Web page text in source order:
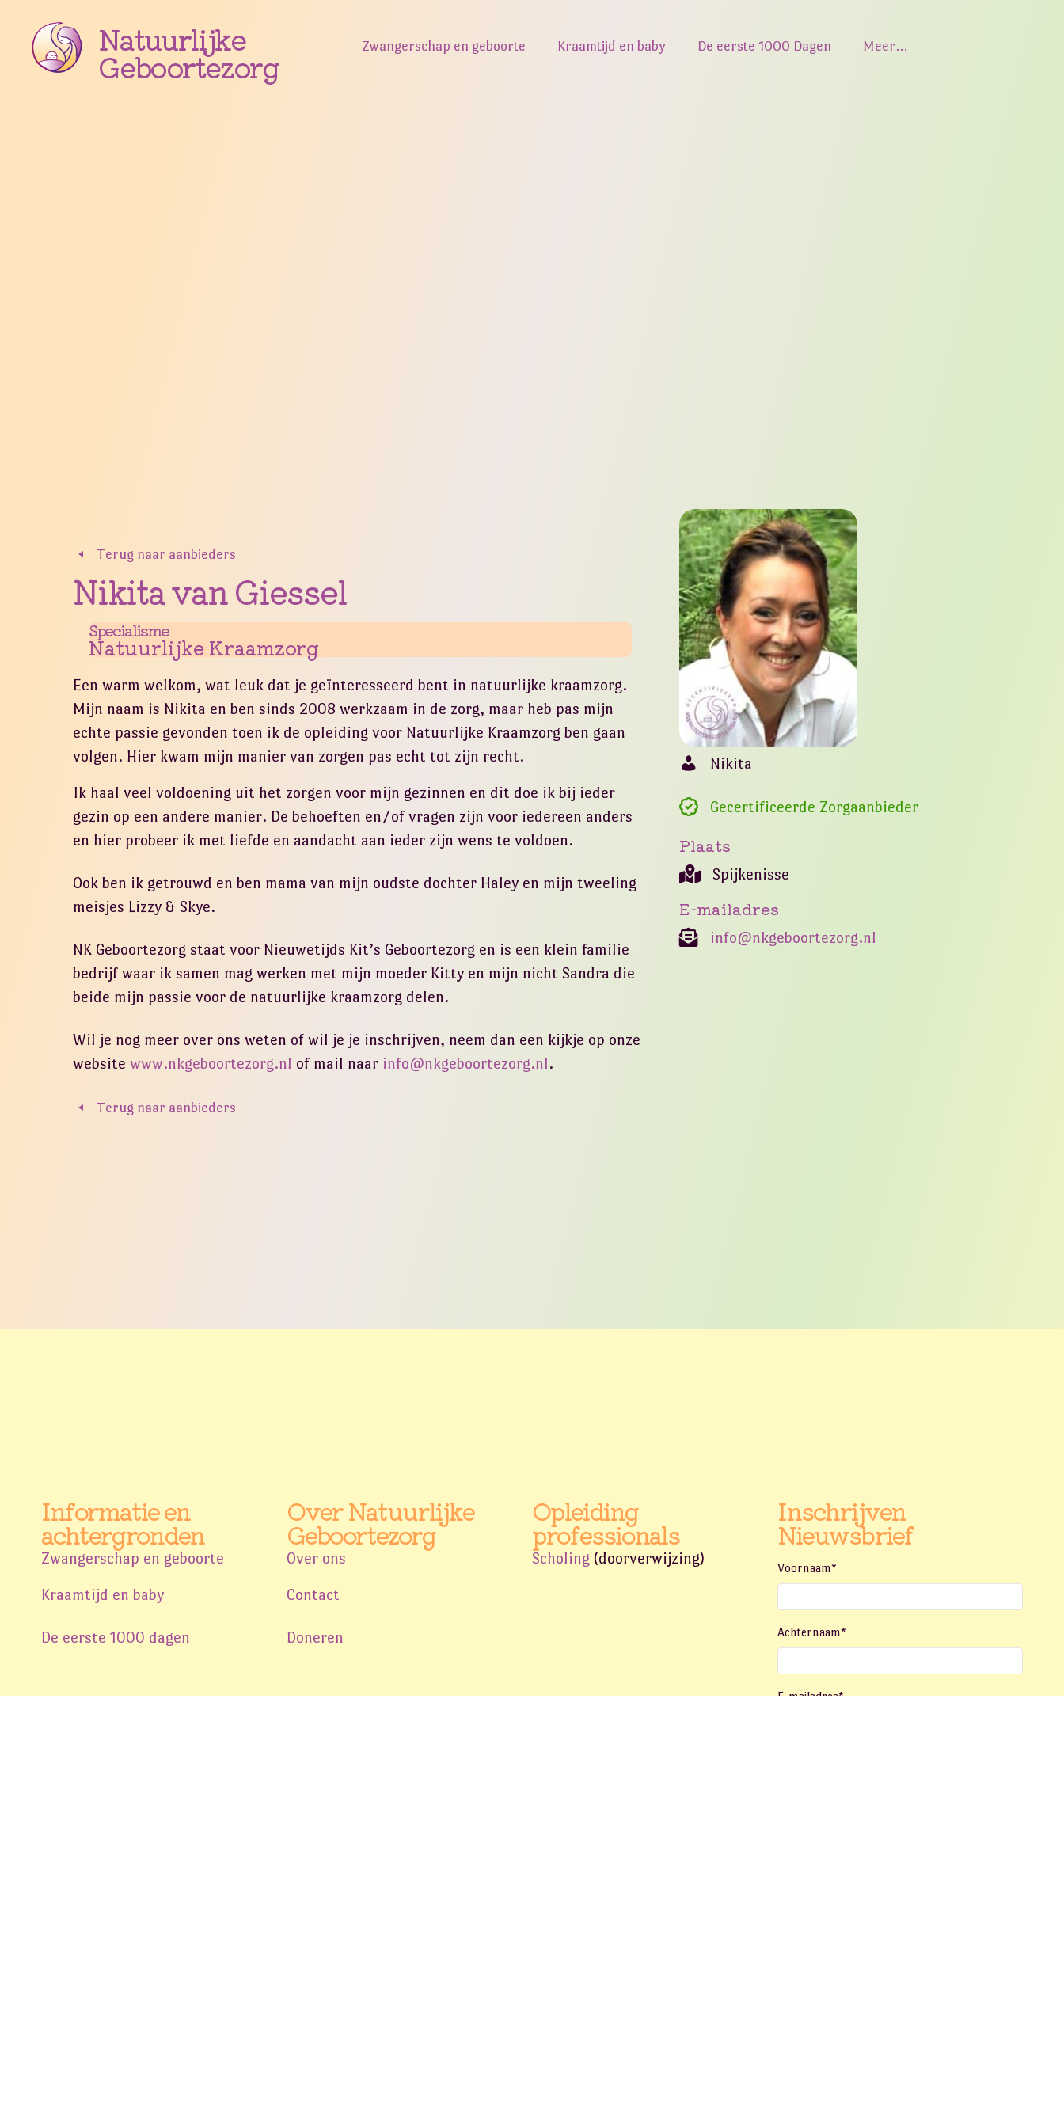
Natuurlijke
Geboortezorg Zwangerschap en geboorte Kraamtijd en baby De eerste 1000 Dagen Meer…
Terug naar aanbieders
Nikita van Giessel
Specialisme
Natuurlijke Kraamzorg
Een warm welkom, wat leuk dat je geïnteresseerd bent in natuurlijke kraamzorg.
Mijn naam is Nikita en ben sinds 2008 werkzaam in de zorg, maar heb pas mijn
echte passie gevonden toen ik de opleiding voor Natuurlijke Kraamzorg ben gaan
volgen. Hier kwam mijn manier van zorgen pas echt tot zijn recht.
Ik haal veel voldoening uit het zorgen voor mijn gezinnen en dit doe ik bij ieder
gezin op een andere manier. De behoeften en/of vragen zijn voor iedereen anders
en hier probeer ik met liefde en aandacht aan ieder zijn wens te voldoen.
Ook ben ik getrouwd en ben mama van mijn oudste dochter Haley en mijn tweeling
meisjes Lizzy & Skye.
NK Geboortezorg staat voor Nieuwetijds Kit’s Geboortezorg en is een klein familie
bedrijf waar ik samen mag werken met mijn moeder Kitty en mijn nicht Sandra die
beide mijn passie voor de natuurlijke kraamzorg delen.
Wil je nog meer over ons weten of wil je je inschrijven, neem dan een kijkje op onze
website www.nkgeboortezorg.nl of mail naar info@nkgeboortezorg.nl.
Terug naar aanbieders
Nikita
Gecertificeerde Zorgaanbieder
Plaats
Spijkenisse
E-mailadres
info@nkgeboortezorg.nl
Informatie en
achtergronden
Zwangerschap en geboorte
Kraamtijd en baby
De eerste 1000 dagen
Over Natuurlijke
Geboortezorg
Over ons
Contact
Doneren
Opleiding
professionals
Scholing (doorverwijzing)
Inschrijven
Nieuwsbrief
Voornaam*
Achternaam*
E-mailadres*